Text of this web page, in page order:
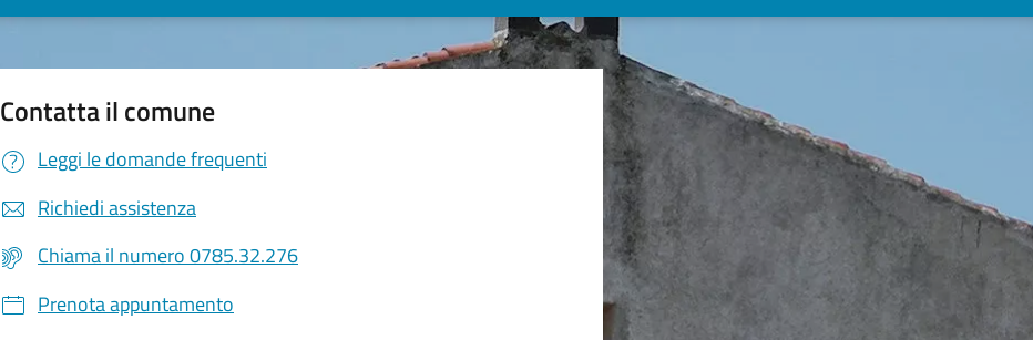
Contatta il comune
Leggi le domande frequenti
Richiedi assistenza
Chiama il numero 0785.32.276
Prenota appuntamento